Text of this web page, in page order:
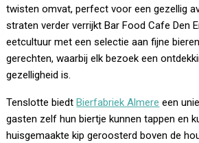
twisten omvat, perfect voor een gezellig
straten verder verrijkt Bar Food Cafe Den
eetcultuur met een selectie aan fijne
gerechten, waarbij elk bezoek een
gezelligheid is.
Tenslotte biedtBierfabriek Almere een
gasten zelf hun biertje kunnen tappen en
huisgemaakte kip geroosterd boven de